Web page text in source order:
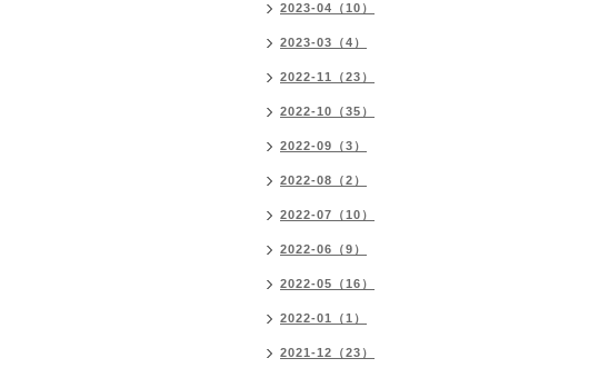
2023-04（10）
2023-03（4）
2022-11（23）
2022-10（35）
2022-09（3）
2022-08（2）
2022-07（10）
2022-06（9）
2022-05（16）
2022-01（1）
2021-12（23）